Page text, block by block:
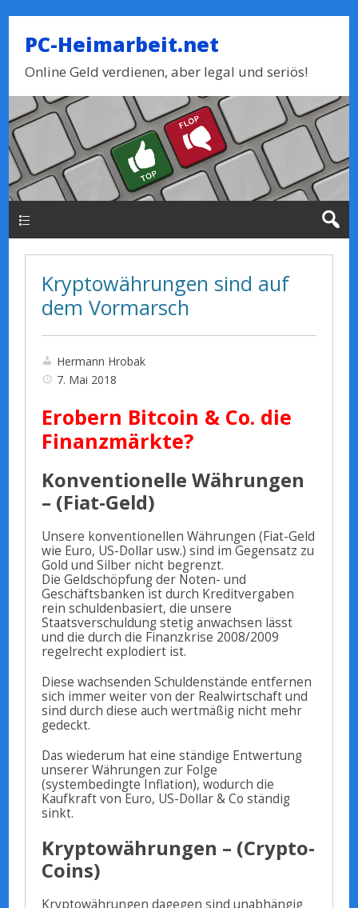
PC-Heimarbeit.net
Online Geld verdienen, aber legal und seriös!
Kryptowährungen sind auf
dem Vormarsch
Hermann Hrobak
7. Mai 2018
Erobern Bitcoin & Co. die
Finanzmärkte?
Konventionelle Währungen
– (Fiat-Geld)
Unsere konventionellen Währungen (Fiat-Geld
wie Euro, US-Dollar usw.) sind im Gegensatz zu
Gold und Silber nicht begrenzt.
Die Geldschöpfung der Noten- und
Geschäftsbanken ist durch Kreditvergaben
rein schuldenbasiert, die unsere
Staatsverschuldung stetig anwachsen lässt
und die durch die Finanzkrise 2008/2009
regelrecht explodiert ist.
Diese wachsenden Schuldenstände entfernen
sich immer weiter von der Realwirtschaft und
sind durch diese auch wertmäßig nicht mehr
gedeckt.
Das wiederum hat eine ständige Entwertung
unserer Währungen zur Folge
(systembedingte Inflation), wodurch die
Kaufkraft von Euro, US-Dollar & Co ständig
sinkt.
Kryptowährungen – (Crypto-
Coins)
Kryptowährungen dagegen sind unabhängig